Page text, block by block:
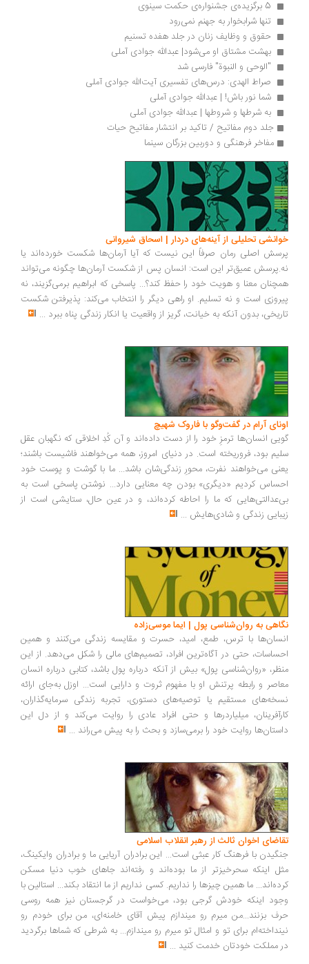
تنها شرابخوار به جهنم نمی‌رود
حقوق و وظایف زنان در جلد هفده تسنیم
بهشت مشتاق او می‌شود| عبدالله جوادی آملی
"الوحی و النبوة" فارسی شد
صراط ‌الهدی: درس‌های تفسیری آیت‌الله جوادی آملی
شما نور باش! | عبدالله جوادی آملی
به شرطها و شروطها | عبدالله جوادی آملی
جلد دوم مفاتیح / تاکید بر انتشار مفاتیح حیات
مفاخر فرهنگی و دوربین بزرگان سینما
خوانشی تحلیلی از آینه‌های دردار | اسحاق شیروانی
پرسش اصلی رمان صرفاً این نیست که آیا آرمان‌ها شکست خورده‌اند یا
نه.پرسش عمیق‌تر این است: انسان پس از شکست آرمان‌ها چگونه می‌تواند
همچنان معنا و هویت خود را حفظ کند؟... پاسخی که ابراهیم برمی‌گزیند، نه
پیروزی است و نه تسلیم. او راهی دیگر را انتخاب می‌کند: پذیرفتن شکست
تاریخی، بدون آنکه به خیانت، گریز از واقعیت یا انکار زندگی پناه ببرد ...
اونای آرام در گفت‌وگو با فاروک شهیچ‭
گویی انسان‌ها ترمزِ خود را از دست داده‌اند و آن کُدِ اخلاقی که نگهبان عقل
سلیم بود، فروریخته است. در دنیای امروز، همه می‌خواهند فاشیست باشند؛
یعنی می‌خواهند نفرت، محورِ زندگی‌شان باشد... ما با گوشت و پوست خود
احساس کردیم «دیگری» بودن چه معنایی دارد... نوشتن پاسخی است به
بی‌عدالتی‌هایی که ما را احاطه کرده‌اند، و در عین حال، ستایشی است از
زیبایی زندگی و شادی‌هایش ...
نگاهی به روان‌شناسی پول | ایما موسی‌زاده
انسان‌ها با ترس، طمع، امید، حسرت و مقایسه زندگی می‌کنند و همین
احساسات، حتی در آگاه‌ترین افراد، تصمیم‌های مالی را شکل می‌دهد. از این
منظر، «روان‌شناسی پول» بیش از آنکه درباره پول باشد، کتابی درباره انسان
معاصر و رابطه پرتنش او با مفهوم ثروت و دارایی است... اوزل به‌جای ارائه
نسخه‌های مستقیم یا توصیه‌های دستوری، تجربه زندگی سرمایه‌گذاران،
کارآفرینان، میلیاردرها و حتی افراد عادی را روایت می‌کند و از دل این
داستان‌ها روایت خود را برمی‌سازد و بحث را به پیش می‌راند ...
تقاضای اخوان ثالث از رهبر انقلاب اسلامی
جنگیدن با فرهنگ کار عبثی است... این برادران آریایی ما و برادران وایکینگ،
مثل اینکه سحرخیزتر از ما بوده‌اند و رفته‌اند جاهای خوب دنیا مسکن
کرده‌اند... ما همین چیزها را نداریم. کسی نداریم از ما انتقاد بکند... استالین با
وجود اینکه خودش گرجی بود، می‌خواست در گرجستان نیز همه روسی
حرف بزنند...من میرم رو میندازم پیش آقای خامنه‌ای، من برای خودم رو
نینداخته‌ام برای تو و امثال تو میرم رو میندازم... به شرطی که شماها برگردید
در مملکت خودتان خدمت کنید ...